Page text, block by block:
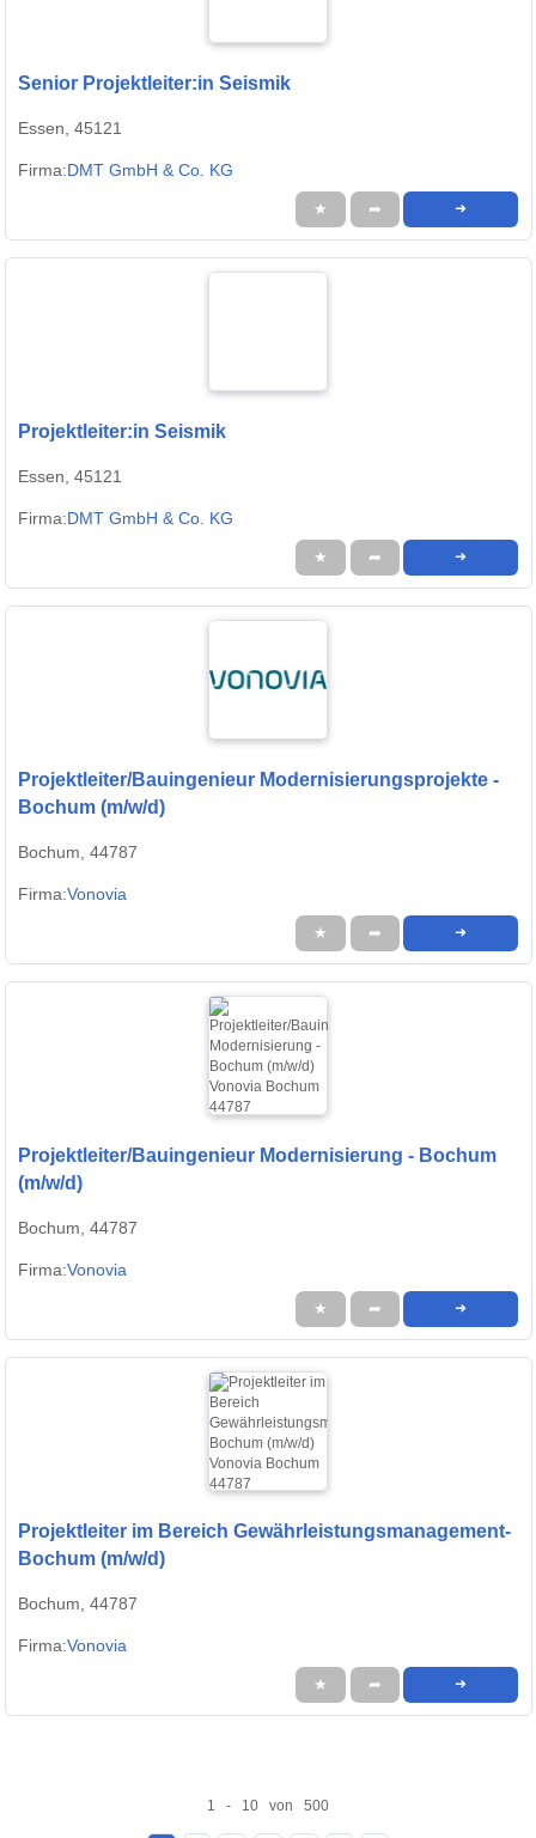
Senior Projektleiter:in Seismik
Essen, 45121
Firma:DMT GmbH & Co. KG
★ ➦ ➜
Projektleiter:in Seismik
Essen, 45121
Firma:DMT GmbH & Co. KG
★ ➦ ➜
Projektleiter/Bauingenieur Modernisierungsprojekte -
Bochum (m/w/d)
Bochum, 44787
Firma:Vonovia
★ ➦ ➜
Projektleiter/Bauingenieur Modernisierung - Bochum
(m/w/d)
Bochum, 44787
Firma:Vonovia
★ ➦ ➜
Projektleiter im Bereich Gewährleistungsmanagement-
Bochum (m/w/d)
Bochum, 44787
Firma:Vonovia
★ ➦ ➜
1 - 10 von 500